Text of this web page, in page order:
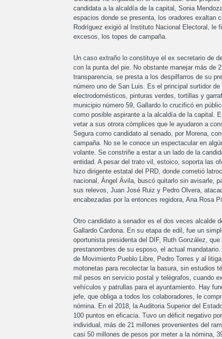
candidata a la alcaldía de la capital, Sonia
espacios donde se presenta, los oradores exaltan
Rodríguez exigió al Instituto Nacional Electoral, le
excesos, los topes de campaña.
Un caso extraño lo constituye el ex secretario de
con la punta del pie. No obstante manejar más de
transparencia, se presta a los despilfarros de su
número uno de San Luis. Es el principal surtidor
electrodomésticos, pinturas verdes, tortillas y
municipio número 59, Gallardo lo crucificó en
como posible aspirante a la alcaldía de la capital.
vetar a sus otrora cómplices que le ayudaron a
Segura como candidato al senado, por Morena,
campaña. No se le conoce un espectacular en
volante. Se constriñe a estar a un lado de la
entidad. A pesar del trato vil, estoico, soporta las
hizo dirigente estatal del PRD, donde cometió
nacional, Ángel Ávila, buscó quitarlo sin avisarle,
sus relevos, Juan José Ruiz y Pedro Olvera,
encabezadas por la entonces regidora, Ana Rosa
Otro candidato a senador es el dos veces alcalde
Gallardo Cardona. En su etapa de edil, fue un
oportunista presidenta del DIF, Ruth González,
prestanombres de su esposo, el actual
de Movimiento Pueblo Libre, Pedro Torres y al
motonetas para recolectar la basura, sin estudios
mil pesos en servicio postal y telégrafos, cuando
vehículos y patrullas para el ayuntamiento. Hay
jefe, que obliga a todos los colaboradores, le
nómina. En el 2018, la Auditoria Superior del
100 puntos en eficacia. Tuvo un déficit negativo
individual, más de 21 millones provenientes del
casi 50 millones de pesos por meter a la nómina,